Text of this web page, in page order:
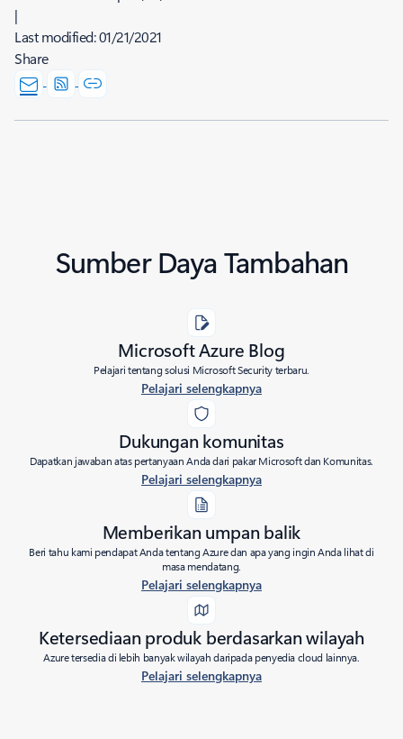
|
Last modified:01/21/2021
Share
Sumber Daya Tambahan
Microsoft Azure Blog
Pelajari tentang solusi Microsoft Security terbaru.
Pelajari selengkapnya
Dukungan komunitas
Dapatkan jawaban atas pertanyaan Anda dari pakar Microsoft dan Komunitas.
Pelajari selengkapnya
Memberikan umpan balik
Beri tahu kami pendapat Anda tentang Azure dan apa yang ingin Anda lihat di
masa mendatang.
Pelajari selengkapnya
Ketersediaan produk berdasarkan wilayah
Azure tersedia di lebih banyak wilayah daripada penyedia cloud lainnya.
Pelajari selengkapnya